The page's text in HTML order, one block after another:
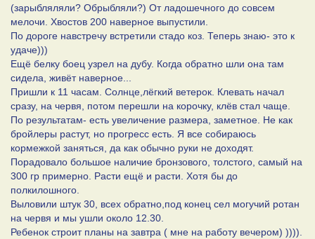
(зарыбляляли? Обрыбляли?) От ладошечного до совсем
мелочи. Хвостов 200 наверное выпустили.
По дороге навстречу встретили стадо коз. Теперь знаю- это к
удаче)))
Ещё белку боец узрел на дубу. Когда обратно шли она там
сидела, живёт наверное...
Пришли к 11 часам. Солнце,лёгкий ветерок. Клевать начал
сразу, на червя, потом перешли на корочку, клёв стал чаще.
По результатам- есть увеличение размера, заметное. Не как
бройлеры растут, но прогресс есть. Я все собираюсь
кормежкой заняться, да как обычно руки не доходят.
Порадовало большое наличие бронзового, толстого, самый на
300 гр примерно. Расти ещё и расти. Хотя бы до
полкилошного.
Выловили штук 30, всех обратно,под конец сел могучий ротан
на червя и мы ушли около 12.30.
Ребенок строит планы на завтра ( мне на работу вечером) )))).